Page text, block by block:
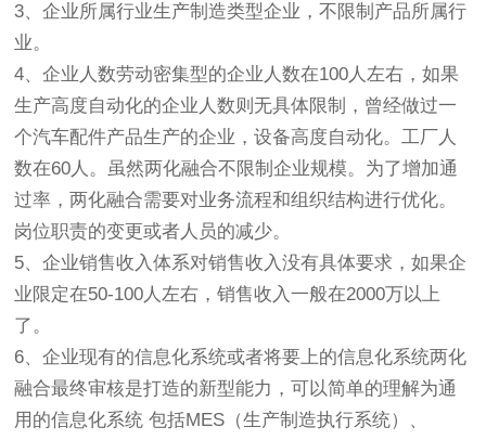
3、企业所属行业生产制造类型企业，不限制产品所属行
业。
4、企业人数劳动密集型的企业人数在100人左右，如果
生产高度自动化的企业人数则无具体限制，曾经做过一
个汽车配件产品生产的企业，设备高度自动化。工厂人
数在60人。虽然两化融合不限制企业规模。为了增加通
过率，两化融合需要对业务流程和组织结构进行优化。
岗位职责的变更或者人员的减少。
5、企业销售收入体系对销售收入没有具体要求，如果企
业限定在50-100人左右，销售收入一般在2000万以上
了。
6、企业现有的信息化系统或者将要上的信息化系统两化
融合最终审核是打造的新型能力，可以简单的理解为通
用的信息化系统 包括MES（生产制造执行系统）、